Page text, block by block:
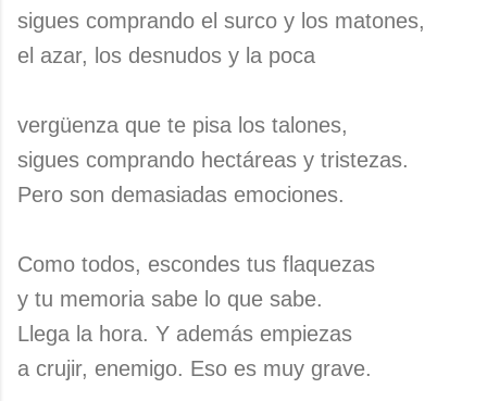
sigues comprando el surco y los matones,
el azar, los desnudos y la poca
vergüenza que te pisa los talones,
sigues comprando hectáreas y tristezas.
Pero son demasiadas emociones.
Como todos, escondes tus flaquezas
y tu memoria sabe lo que sabe.
Llega la hora. Y además empiezas
a crujir, enemigo. Eso es muy grave.